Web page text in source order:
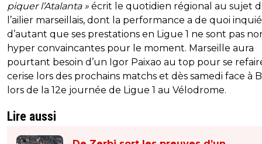
piquer l’Atalanta » écrit le quotidien régional au sujet
l’ailier marseillais, dont la performance a de quoi
d’autant que ses prestations en Ligue 1 ne sont pas
hyper convaincantes pour le moment. Marseille aura
pourtant besoin d’un Igor Paixao au top pour se
cerise lors des prochains matchs et dès samedi face à
lors de la 12e journée de Ligue 1 au Vélodrome.
Lire aussi